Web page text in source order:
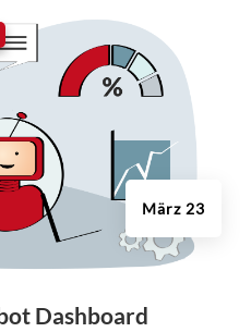
Dashboard
März 23